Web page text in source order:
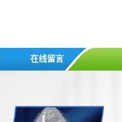
在线留言